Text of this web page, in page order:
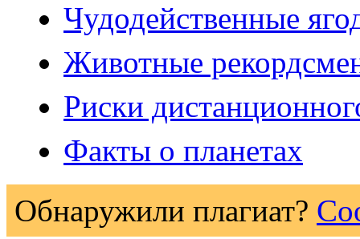
Чудодейственные
Животные
Риски
Факты о планетах
Обнаружили плагиат?